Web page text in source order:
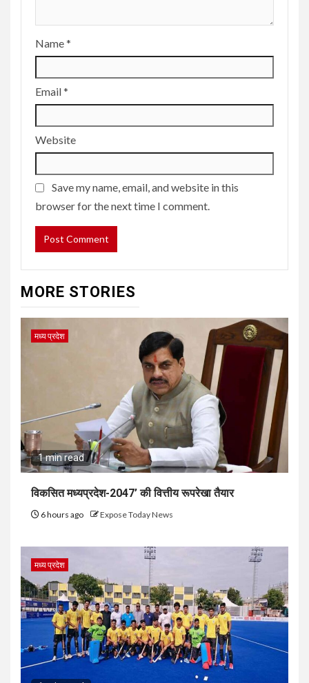
Name*
Email*
Website
Save my name, email, and website in this
browser for the next time I comment.
MORE STORIES
मध्य प्रदेश
1 min read
विकसित मध्यप्रदेश-2047’ की वित्तीय रूपरेखा तैयार
6 hours ago Expose Today News
मध्य प्रदेश